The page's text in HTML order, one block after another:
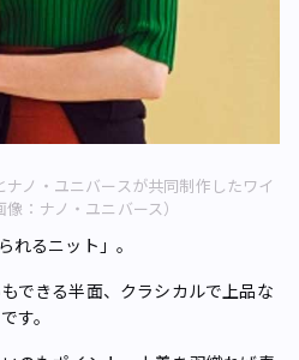
ノ・ユニバースが共同制作したワイ
：ナノ・ユニバース）
るニット」。
できる半面、クラシカルで上品な
す。